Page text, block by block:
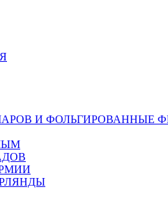
И ФОЛЬГИРОВАННЫЕ